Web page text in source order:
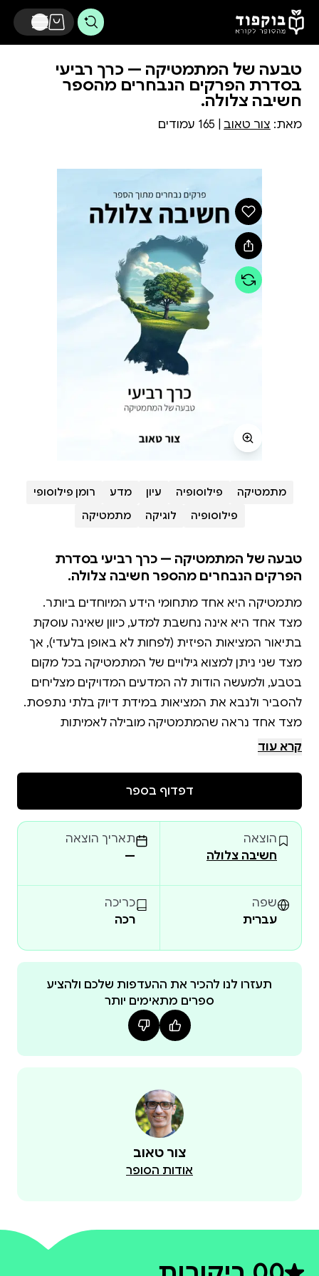
דלג לתוכן הראשי
טבעה של המתמטיקה — כרך רביעי
בסדרת הפרקים הנבחרים מהספר
חשיבה צלולה.
מאת: צור טאוב
מתמטיקה פילוסופיה עיון מדע
רומן פילוסופי
פילוסופיה
לוגיקה מתמטיקה
טבעה של המתמטיקה — כרך רביעי בסדרת
הפרקים הנבחרים מהספר חשיבה צלולה.
מצד אחד היא אינה נחשבת למדע, כיוון שאינה עוסקת
בתיאור המציאות הפיזית (לפחות לא באופן בלעדי), אך
מצד שני ניתן למצוא גילויים של המתמטיקה בכל מקום
בטבע, ולמעשה הודות לה המדעים המדויקים מצליחים
מצד אחד נראה שהמתמטיקה מובילה לאמיתות
המדויקות ביותר שברשותנו (למשל שכל המשולשים, ללא
בסיס אקסיומות והגדרות שמומצאות באופן חופשי
אז מהו בעצם טבעה של המתמטיקה, כלומר מהו סוג
הקיום (האונטולוגיה) שלה? האם היא קיימת בדרך כלשהי
באופן בלתי תלוי במחשבה האנושית או האם היא תוצר
בלעדי שלה. ואם היא תוצר של המחשבה האנושית, כיצד
בכרך זה נראה כיצד הבנה טובה יותר של האופן בו
עובדת הנפש האנושית מאפשרת לנו להבין מהי
הספר חשיבה צלולה , תוצר של עשרים ושלוש שנות
מחקר, מציג בסיס יציב לפילוסופיה, ונותן תשובות ברורות
שאלות כגון, מהי אמת? מהי התודעה? מהם טוב ורע?
האם קיים מוסר אובייקטיבי? מהי המטרה הסופית של
החיים? האם המתמטיקה היא תוצר של המחשבה או שיש
בו־זמנית הספר מיועד לכל חובב דעת, וכתוב בשפה
קלה להבנה, מבלי לגרוע מעומק הרעיונות המוצגים בו.
קרא עוד
דפדוף בספר
הוצאה
חשיבה צלולה
תאריך הוצאה
—
שפה
עברית
כריכה
רכה
תעזרו לנו להכיר את ההעדפות שלכם ולהציע
ספרים מתאימים יותר
צור טאוב
אודות הסופר